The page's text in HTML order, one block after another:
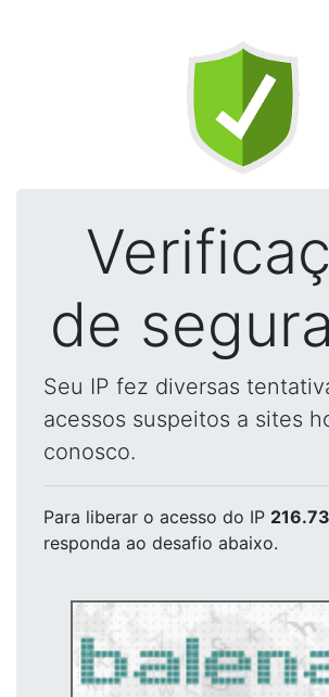
de
Seu IP fez diversas
acessos suspeitos a sites
conosco.
Para liberar o acesso do IP
responda ao desafio abaixo.